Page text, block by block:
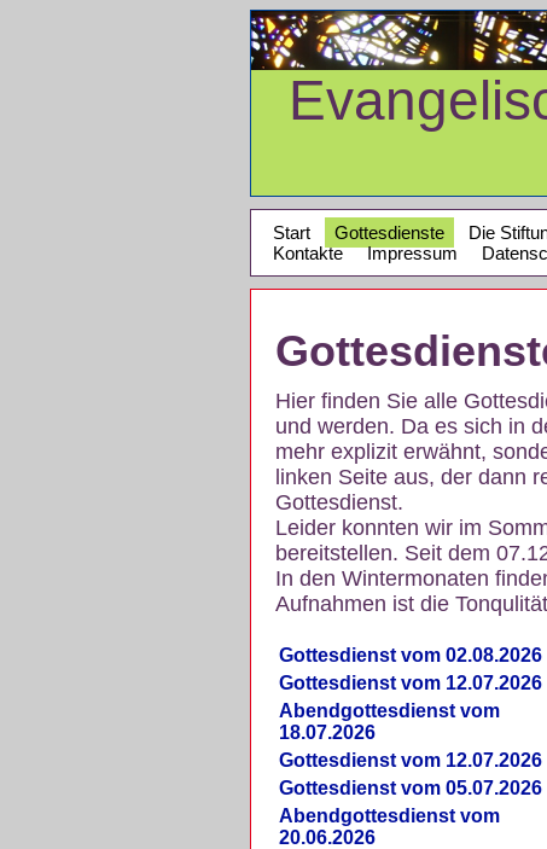
Start Gottesdienste Die
Kontakte
Impressum
Hier finden Sie alle
und werden. Da es sich in
mehr explizit erwähnt,
linken Seite aus, der dann
Gottesdienst.
Leider konnten wir im
bereitstellen. Seit dem
In den Wintermonaten
Aufnahmen ist die
Gottesdienst vom 02.08.2026
Gottesdienst vom 12.07.2026
Abendgottesdienst vom
18.07.2026
Gottesdienst vom 12.07.2026
Gottesdienst vom 05.07.2026
Abendgottesdienst vom
20.06.2026